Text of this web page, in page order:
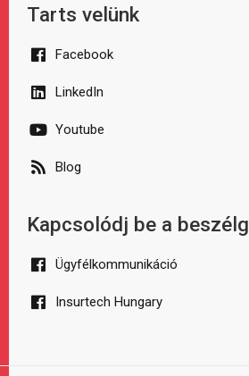
Tarts velünk
Facebook
LinkedIn
Youtube
Blog
Kapcsolódj be a
Ügyfélkommunikáció
Insurtech Hungary